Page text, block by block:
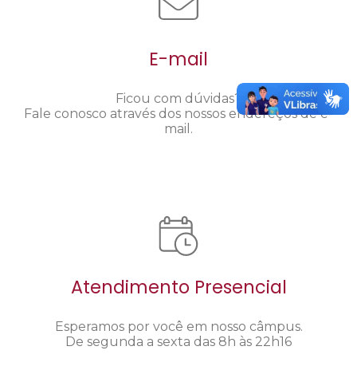
E-mail
Ficou com dúvidas?
Fale conosco através dos nossos endereços de e-
mail.
Atendimento Presencial
Esperamos por você em nosso câmpus.
De segunda a sexta das 8h às 22h16